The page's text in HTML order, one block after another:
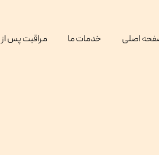
اصلی خدمات ما مراقبت پس